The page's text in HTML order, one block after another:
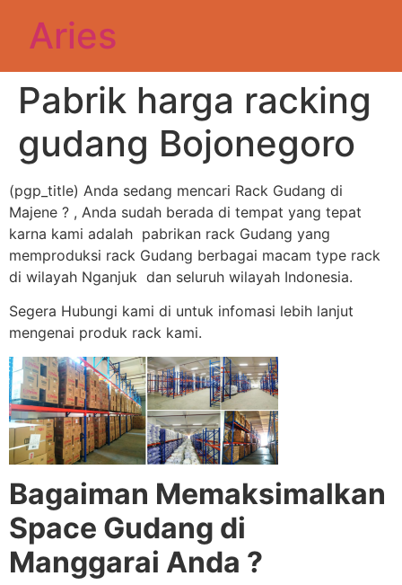
Aries
Pabrik harga racking
gudang Bojonegoro
(pgp_title) Anda sedang mencari Rack Gudang di
Majene ? , Anda sudah berada di tempat yang tepat
karna kami adalah pabrikan rack Gudang yang
memproduksi rack Gudang berbagai macam type rack
di wilayah Nganjuk dan seluruh wilayah Indonesia.
Segera Hubungi kami di untuk infomasi lebih lanjut
mengenai produk rack kami.
Bagaiman Memaksimalkan
Space Gudang di
Manggarai Anda ?